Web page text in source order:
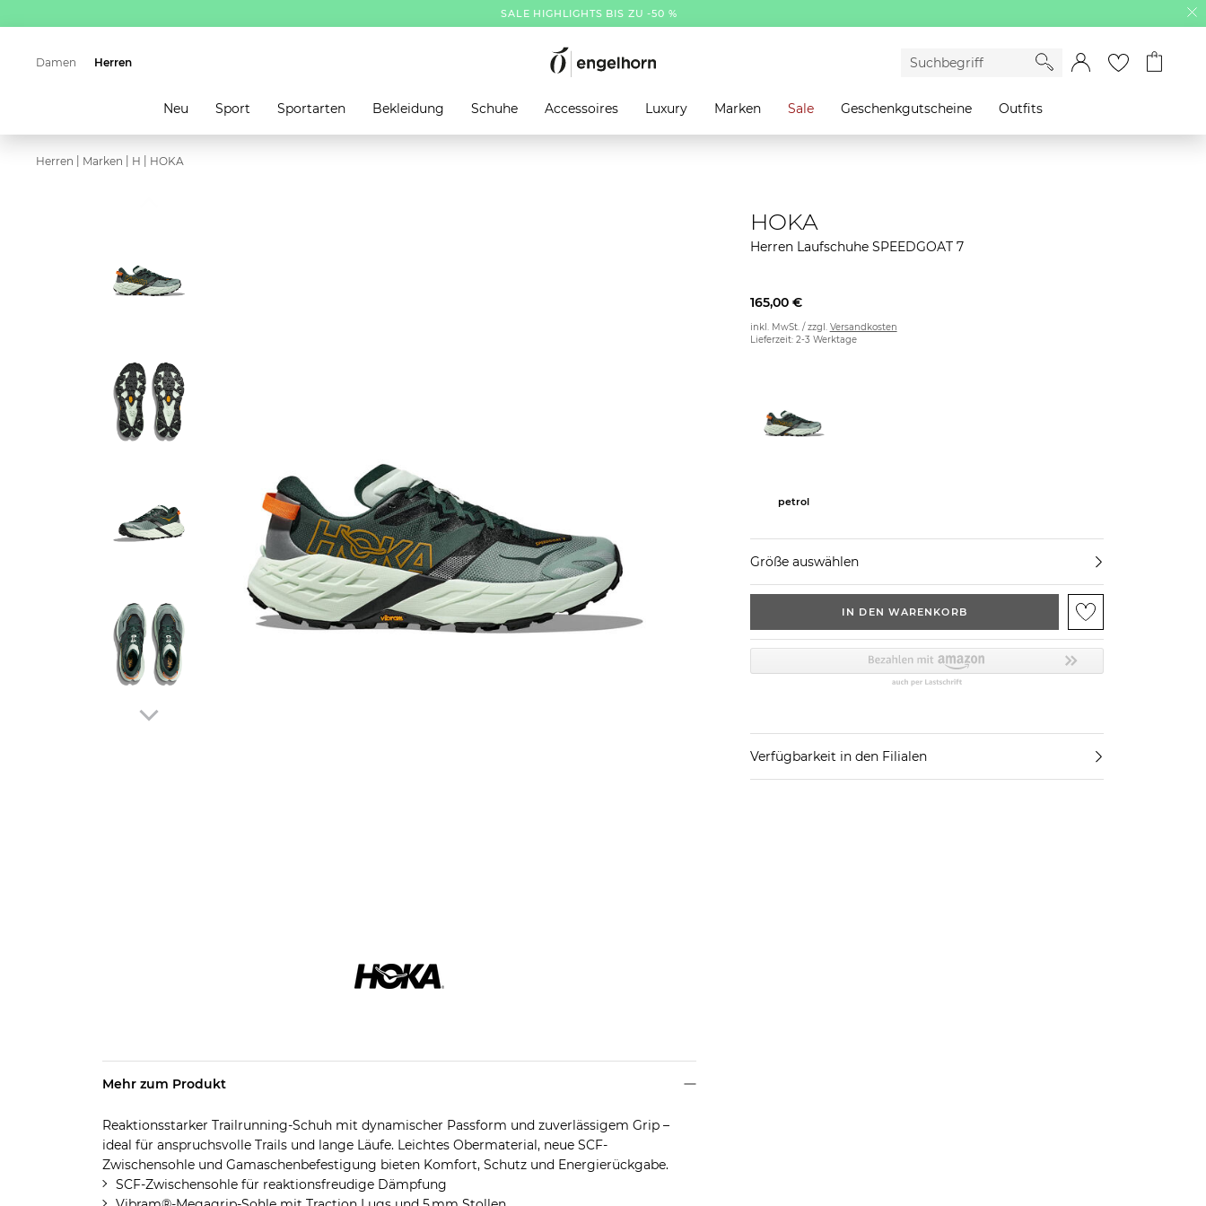
SALE HIGHLIGHTS BIS ZU -50 %
Damen Herren
Neu Sport Sportarten Bekleidung Schuhe Accessoires Luxury Marken Sale Geschenkgutscheine Outfits
Herren Marken H HOKA
HOKA
Herren Laufschuhe SPEEDGOAT 7
165,00 €
inkl. MwSt. / zzgl. Versandkosten
Lieferzeit: 2-3 Werktage
petrol
Größe auswählen
IN DEN WARENKORB
Verfügbarkeit in den Filialen
Mehr zum Produkt
Reaktionsstarker Trailrunning-Schuh mit dynamischer Passform und zuverlässigem Grip –
ideal für anspruchsvolle Trails und lange Läufe. Leichtes Obermaterial, neue SCF-
Zwischensohle und Gamaschenbefestigung bieten Komfort, Schutz und Energierückgabe.
SCF-Zwischensohle für reaktionsfreudige Dämpfung